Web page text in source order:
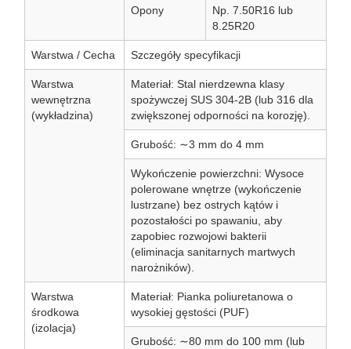
Opony
Np. 7.50R16 lub
8.25R20
Warstwa / Cecha Szczegóły specyfikacji
Warstwa
wewnętrzna
(wykładzina)
Materiał: Stal nierdzewna klasy
spożywczej SUS 304-2B (lub 316 dla
zwiększonej odporności na korozję).
Grubość: ∼3 mm do 4 mm
Wykończenie powierzchni: Wysoce
polerowane wnętrze (wykończenie
lustrzane) bez ostrych kątów i
pozostałości po spawaniu, aby
zapobiec rozwojowi bakterii
(eliminacja sanitarnych martwych
narożników).
Warstwa
środkowa
(izolacja)
Materiał: Pianka poliuretanowa o
wysokiej gęstości (PUF)
Grubość: ∼80 mm do 100 mm (lub